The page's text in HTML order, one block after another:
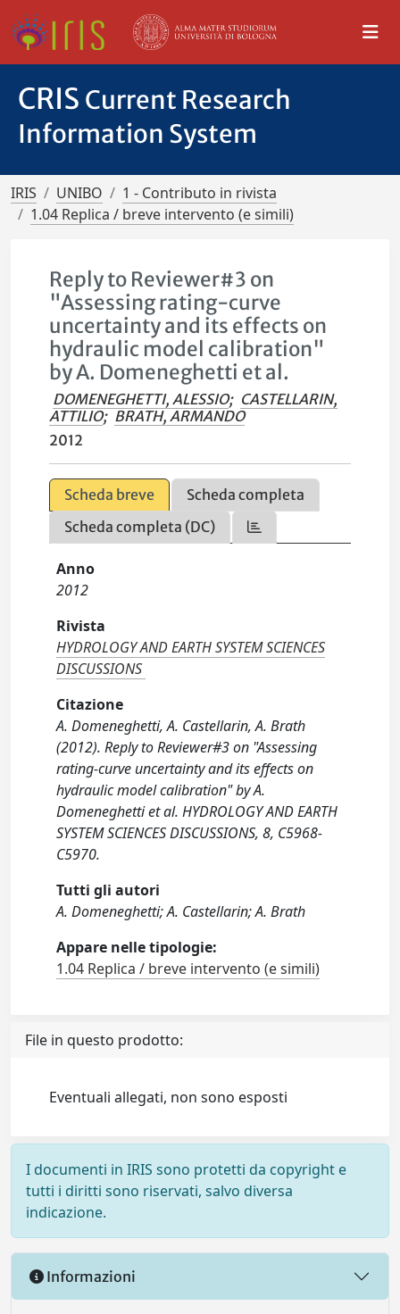
CRIS Current Research
Information System
IRIS UNIBO
1 - Contributo in rivista
1.04 Replica / breve intervento (e simili)
Reply to Reviewer#3 on
"Assessing rating-curve
uncertainty and its effects on
hydraulic model calibration"
by A. Domeneghetti et al.
DOMENEGHETTI, ALESSIO; CASTELLARIN,
ATTILIO; BRATH, ARMANDO
2012
Scheda breve
Scheda completa
Scheda completa (DC)
Anno
2012
Rivista
HYDROLOGY AND EARTH SYSTEM SCIENCES
DISCUSSIONS
Citazione
A. Domeneghetti, A. Castellarin, A. Brath
(2012). Reply to Reviewer#3 on "Assessing
rating-curve uncertainty and its effects on
hydraulic model calibration" by A.
Domeneghetti et al. HYDROLOGY AND EARTH
SYSTEM SCIENCES DISCUSSIONS, 8, C5968-
C5970.
Tutti gli autori
A. Domeneghetti; A. Castellarin; A. Brath
Appare nelle tipologie:
1.04 Replica / breve intervento (e simili)
File in questo prodotto:
Eventuali allegati, non sono esposti
I documenti in IRIS sono protetti da copyright e
tutti i diritti sono riservati, salvo diversa
indicazione.
Informazioni